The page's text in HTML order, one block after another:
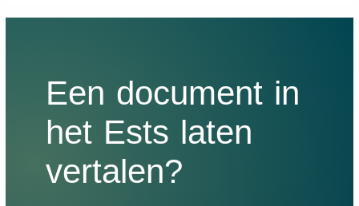
Een document in
het Ests laten
vertalen?